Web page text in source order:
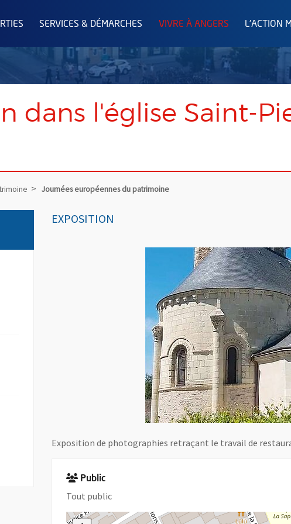
SERVICES & DÉMARCHES VIVRE À ANGERS L'ACTION
dans l'église Saint-
Journées européennes du patrimoine
EXPOSITION
Exposition de photographies retraçant le travail de
Public
Tout public